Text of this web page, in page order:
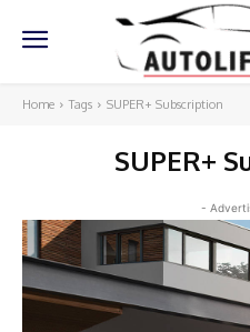
Home Tags SUPER+ Subscription
SUPER+
-